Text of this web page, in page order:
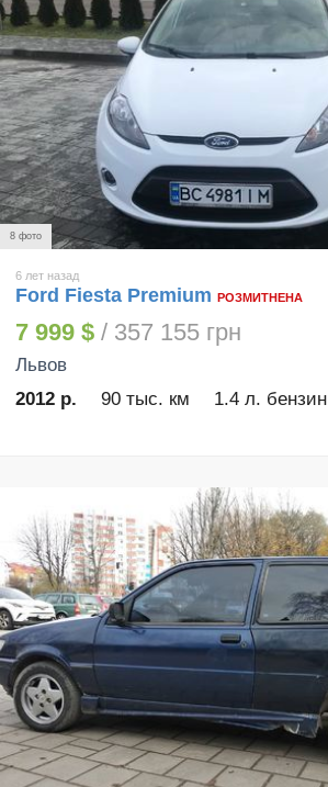
8 фото
6 лет назад
Ford Fiesta Premium РОЗМИТНЕНА
7 999 $ / 357 155 грн
Львов
2012 р.
90 тыс. км 1.4 л. бензин